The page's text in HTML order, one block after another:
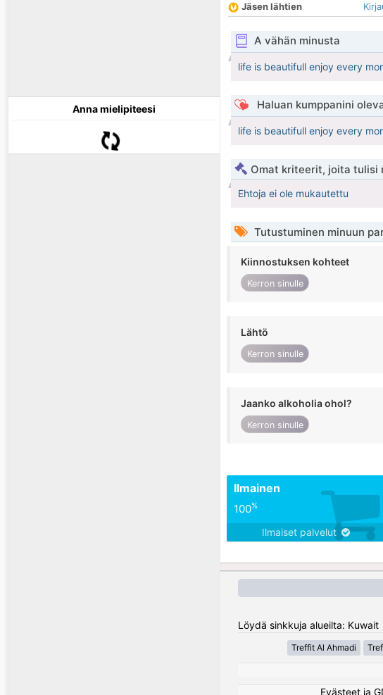
Anna mielipiteesi
Jäsen lähtien
A vähän minusta
life is beautifull enjoy every
Haluan kumppanini
life is beautifull enjoy every
Omat kriteerit, joita tulisi
Ehtoja ei ole mukautettu
Tutustuminen minuun
Kiinnostuksen kohteet
Kerron sinulle
Lähtö
Kerron sinulle
Jaanko alkoholia ohol?
Kerron sinulle
Ilmainen
100%
Ilmaiset palvelut
Löydä sinkkuja alueilta: Kuwait
Treffit Al Ahmadi
Evästeet ja